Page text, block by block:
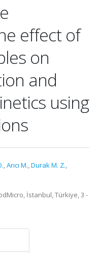
effect of
on
and
using
,Arıcı M.,Durak M. Z.,
İstanbul, Türkiye, 3 -